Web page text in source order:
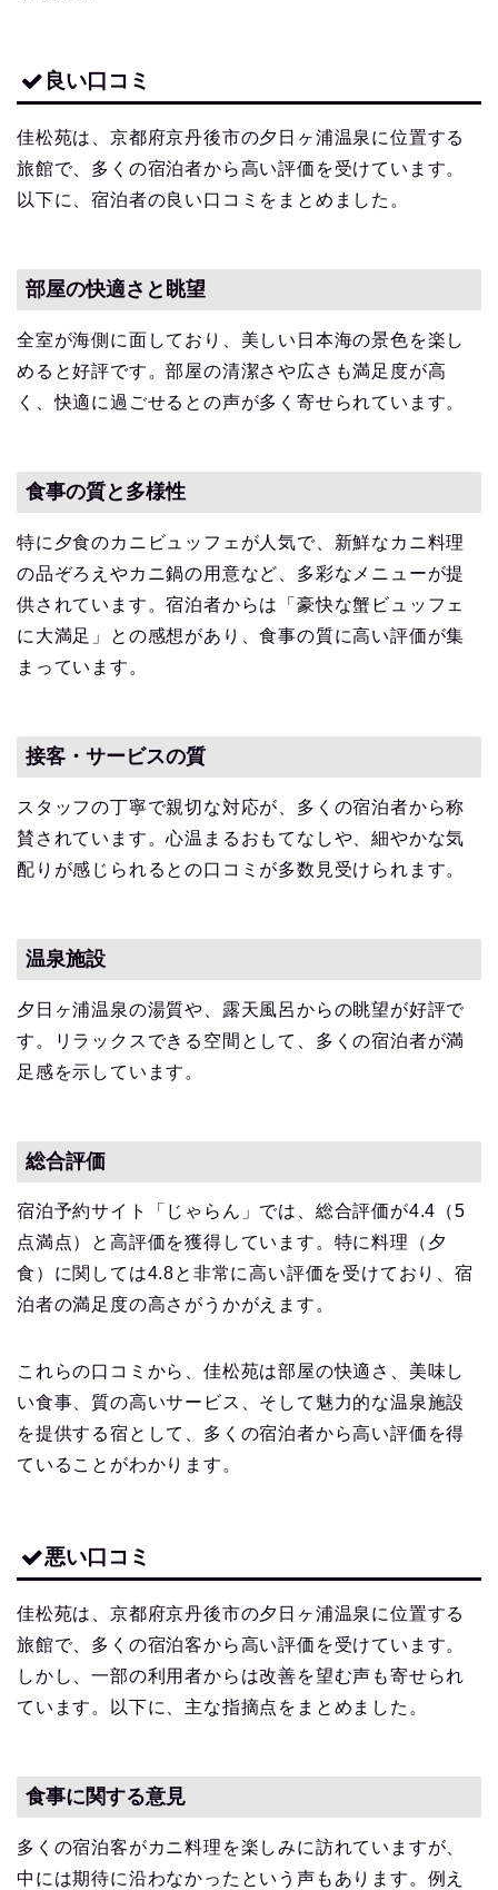
良い口コミ
佳松苑は、京都府京丹後市の夕日ヶ浦温泉に位置する
旅館で、多くの宿泊者から高い評価を受けています。
以下に、宿泊者の良い口コミをまとめました。
部屋の快適さと眺望
全室が海側に面しており、美しい日本海の景色を楽し
めると好評です。部屋の清潔さや広さも満足度が高
く、快適に過ごせるとの声が多く寄せられています。
食事の質と多様性
特に夕食のカニビュッフェが人気で、新鮮なカニ料理
の品ぞろえやカニ鍋の用意など、多彩なメニューが提
供されています。宿泊者からは「豪快な蟹ビュッフェ
に大満足」との感想があり、食事の質に高い評価が集
まっています。
接客・サービスの質
スタッフの丁寧で親切な対応が、多くの宿泊者から称
賛されています。心温まるおもてなしや、細やかな気
配りが感じられるとの口コミが多数見受けられます。
温泉施設
夕日ヶ浦温泉の湯質や、露天風呂からの眺望が好評で
す。リラックスできる空間として、多くの宿泊者が満
足感を示しています。
総合評価
宿泊予約サイト「じゃらん」では、総合評価が4.4（5
点満点）と高評価を獲得しています。特に料理（夕
食）に関しては4.8と非常に高い評価を受けており、宿
泊者の満足度の高さがうかがえます。
これらの口コミから、佳松苑は部屋の快適さ、美味し
い食事、質の高いサービス、そして魅力的な温泉施設
を提供する宿として、多くの宿泊者から高い評価を得
ていることがわかります。
悪い口コミ
佳松苑は、京都府京丹後市の夕日ヶ浦温泉に位置する
旅館で、多くの宿泊客から高い評価を受けています。
しかし、一部の利用者からは改善を望む声も寄せられ
ています。以下に、主な指摘点をまとめました。
食事に関する意見
多くの宿泊客がカニ料理を楽しみに訪れていますが、
中には期待に沿わなかったという声もあります。例え